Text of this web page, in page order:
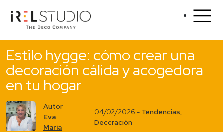
Estilo hygge: cómo crear una
decoración cálida y acogedora
en tu hogar
Autor
Eva
María
04/02/2026 - Tendencias
Decoración